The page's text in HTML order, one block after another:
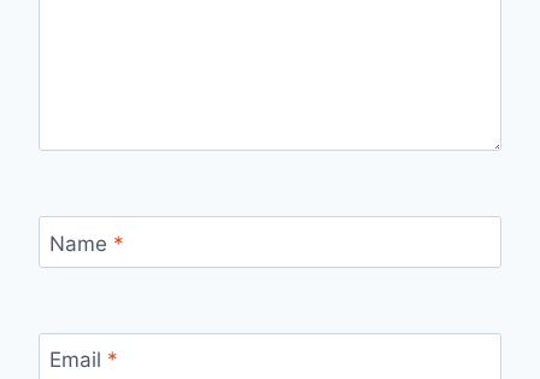
Name *
Email *